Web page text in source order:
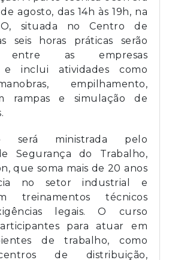
agosto, das 14h às 19h, na
situada no Centro de
seis horas práticas serão
entre as empresas
e inclui atividades como
empilhamento,
rampas e simulação de
será ministrada pelo
Segurança do Trabalho,
que soma mais de 20 anos
no setor industrial e
treinamentos técnicos
legais. O curso
para atuar em
de trabalho, como
de distribuição,